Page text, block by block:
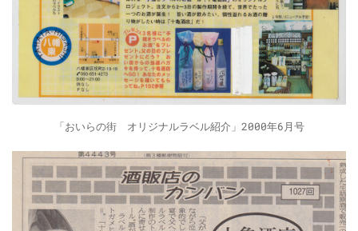
「おいらの街 オリジナルラベル紹介」2000年6月号